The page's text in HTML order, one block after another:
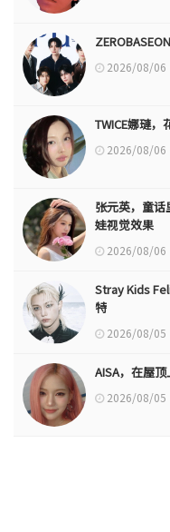
2026/08/06
TWICE娜璉
2026/08/06
张元英，童
娃视觉效果
2026/08/06
Stray Kids
特
2026/08/05
AISA，在屋
2026/08/05